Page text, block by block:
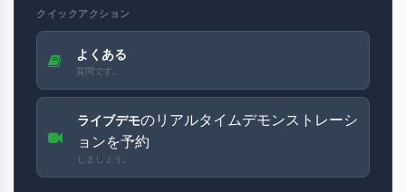
クイックアクション
よくある
質問です。
ライブデモのリアルタイムデモンストレーシ
ョンを予約
しましょう。